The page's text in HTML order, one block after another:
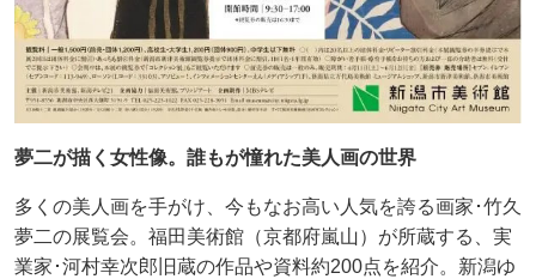
夢二が描く女性像。誰もが憧れた美人画の世界
多くの美人画を手がけ、今もなお高い人気を誇る画家･竹久
夢二の展覧会。福田美術館（京都府嵐山）が所蔵する、実
業家･河村幸次郎旧蔵の作品や資料約200点を紹介。新潟ゆ